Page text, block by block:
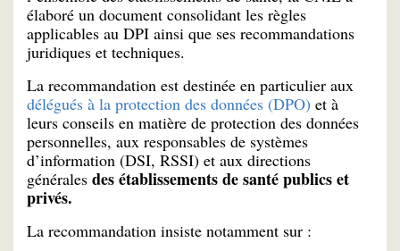
élaboré un document consolidant les règles
applicables au DPI ainsi que ses recommandations
juridiques et techniques.
La recommandation est destinée en particulier aux
délégués à la protection des données (DPO) et à
leurs conseils en matière de protection des données
personnelles, aux responsables de systèmes
d’information (DSI, RSSI) et aux directions
générales des établissements de santé publics et
privés.
La recommandation insiste notamment sur :